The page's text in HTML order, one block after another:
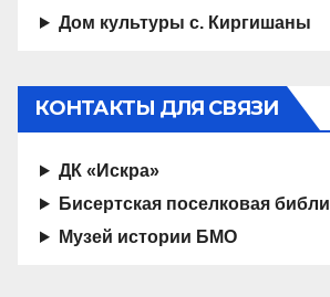
Дом культуры с. Киргишаны
КОНТАКТЫ ДЛЯ СВЯЗИ
ДК «Искра»
Бисертская поселковая
Музей истории БМО